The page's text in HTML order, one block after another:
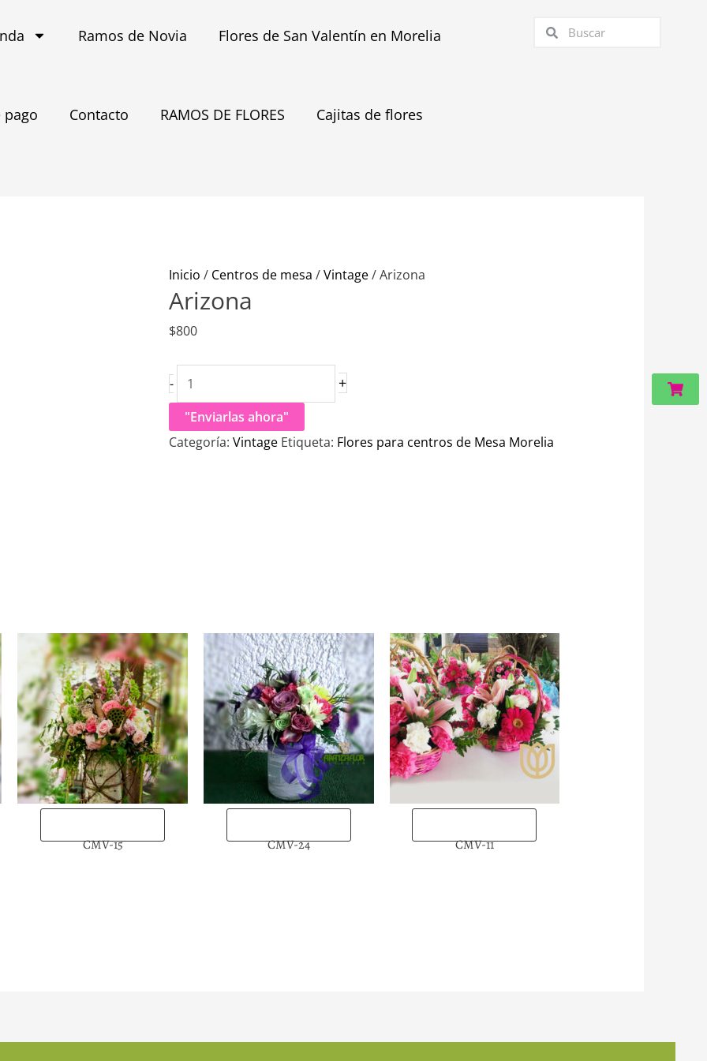
Ramos de Novia Flores de San Valentín en Morelia
pago Contacto RAMOS DE FLORES Cajitas de flores
BuscarBuscar
Inicio / Centros de mesa /Vintage/ Arizona
Arizona
$800
- +
"Enviarlas ahora"
Categoría:Vintage Etiqueta: Flores para centros de Mesa Morelia
CMV-15 CMV-24 CMV-11